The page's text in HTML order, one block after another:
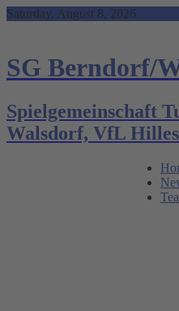
Skip
Saturday, August 8, 2026
SG Berndorf/
Spielgemeinschaft
Walsdorf, VfL